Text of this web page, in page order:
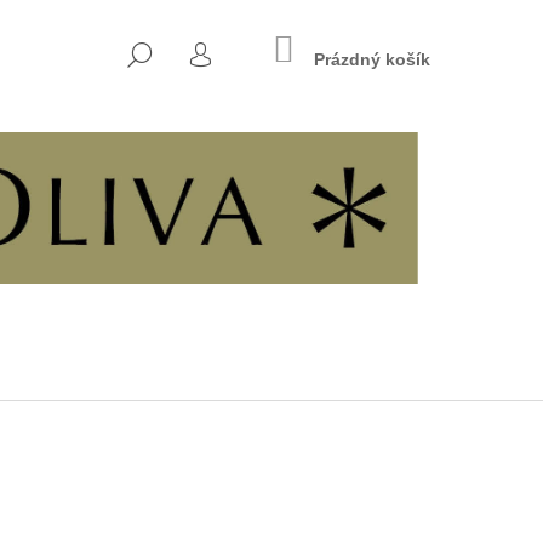
HLEDAT
PŘIHLÁŠENÍ
NÁKUPNÍ
KOŠÍK
Prázdný košík